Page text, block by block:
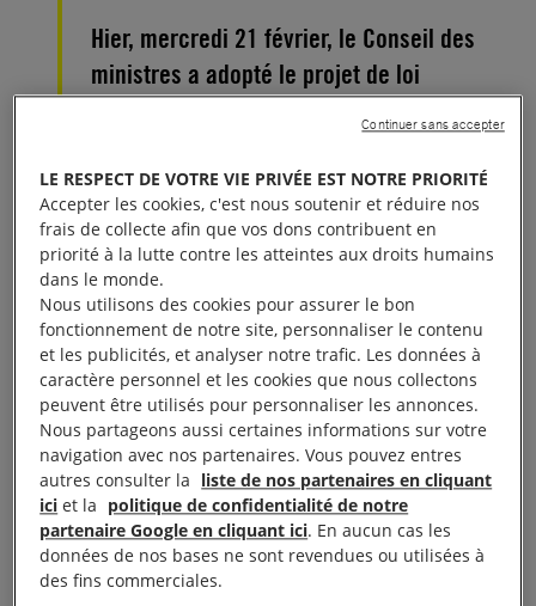
Hier, mercredi 21 février, le Conseil des
ministres a adopté le projet de loi
Généraux des Migrations, nous
dénonçons les choix que fait le
Gouvernement : ces choix mettent en
danger les droits des personnes qui
demandent l’asile en France ou de
celles qui sont éloignées du territoire.
En novembre dernier, des centaines d’associations
et de collectifs citoyens ont décidé de lancer sur
l’ensemble du territoire des concertations destinées
à poser les bases d’une politique migratoire
alternative. Les principes et les propositions qui en
émergeront seront présentés à l’occasion d’une
LE RESPECT DE VOTRE VIE PRIVÉE EST NOTRE PRIORITÉ
Accepter les cookies, c'est nous soutenir et réduire nos
frais de collecte afin que vos dons contribuent en
priorité à la lutte contre les atteintes aux droits humains
dans le monde.
Nous utilisons des cookies pour assurer le bon
fonctionnement de notre site, personnaliser le contenu
et les publicités, et analyser notre trafic. Les données à
caractère personnel et les cookies que nous collectons
peuvent être utilisés pour personnaliser les annonces.
Nous partageons aussi certaines informations sur votre
navigation avec nos partenaires. Vous pouvez entres
autres consulter la liste de nos partenaires en cliquant
ici et la politique de confidentialité de notre
partenaire Google en cliquant ici. En aucun cas les
données de nos bases ne sont revendues ou utilisées à
des fins commerciales.
Continuer sans accepter